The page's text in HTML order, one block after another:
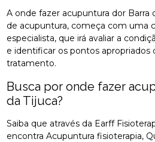
A onde fazer acupuntura dor Barra
de acupuntura, começa com uma
especialista, que irá avaliar a
e identificar os pontos apropriados
tratamento.
Busca por onde fazer
da Tijuca?
Saiba que através da Earff
encontra Acupuntura fisioterapia,